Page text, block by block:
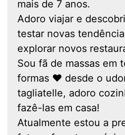
mais de 7 anos.
Adoro viajar e
testar novas
explorar novos
Sou fã de massas em
formas ❤ desde o
tagliatelle, adoro
fazê-las em casa!
Atualmente estou a